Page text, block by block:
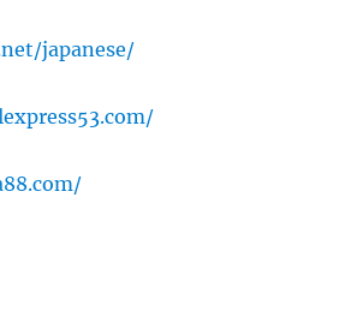
japanese/